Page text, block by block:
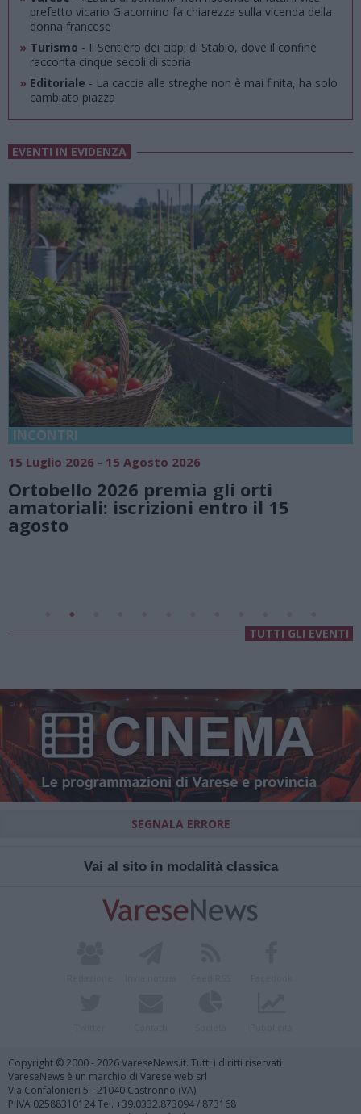
prefetto vicario Giacomino fa chiarezza sulla vicenda della
donna francese
» Turismo - Il Sentiero dei cippi di Stabio, dove il confine
racconta cinque secoli di storia
» Editoriale - La caccia alle streghe non è mai finita, ha solo
cambiato piazza
EVENTI IN EVIDENZA
18 Luglio 2026 - 15 Agosto 2026
Vivi l’estate a Villa Fogazzaro Roi. Tra
natura e atmosfere senza tempo sul
Lago di Lugano
Valsolda
TUTTI GLI EVENTI
SEGNALA ERRORE
Vai al sito in modalità classica
Copyright © 2000 - 2026 VareseNews.it. Tutti i diritti riservati
VareseNews è un marchio di Varese web srl
Via Confalonieri 5 - 21040 Castronno (VA)
P.IVA 02588310124 Tel. +39.0332.873094 / 873168